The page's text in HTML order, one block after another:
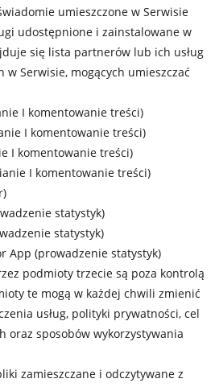
umieszczone w Serwisie
udostępnione i zainstalowane w
się lista partnerów lub ich usług
Serwisie, mogących umieszczać
I komentowanie treści)
I komentowanie treści)
I komentowanie treści)
I komentowanie treści)
statystyk)
statystyk)
App (prowadzenie statystyk)
podmioty trzecie są poza kontrolą
te mogą w każdej chwili zmienić
usług, polityki prywatności, cel
oraz sposobów wykorzystywania
zamieszczane i odczytywane z